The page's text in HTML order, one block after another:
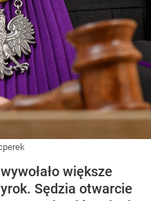
większe
Sędzia otwarcie